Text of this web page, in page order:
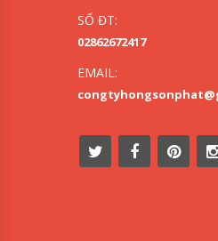
SỐ ĐT:
02862672417
EMAIL: